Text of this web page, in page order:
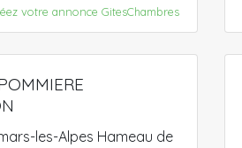
votre annonce GitesChambres
les-Alpes Hameau de